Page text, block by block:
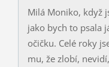
Milá Moniko, když
jako bych to psala
očičku. Celé roky
mu, že zlobí,